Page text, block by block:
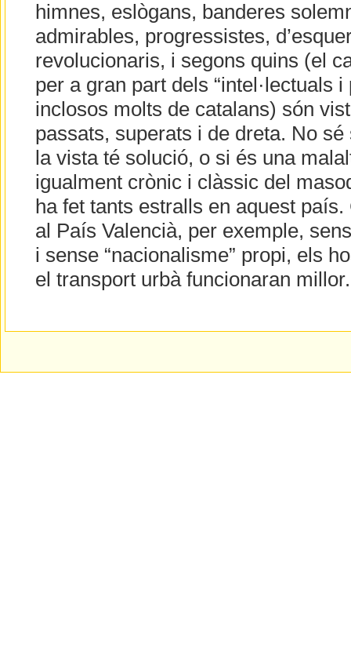
himnes, eslògans, banderes
admirables, progressistes,
revolucionaris, i segons quins (el
per a gran part dels “intel·lectuals
inclosos molts de catalans) són
passats, superats i de dreta. No
la vista té solució, o si és una
igualment crònic i clàssic del
ha fet tants estralls en aquest
al País Valencià, per exemple,
i sense “nacionalisme” propi, els
el transport urbà funcionaran millor.